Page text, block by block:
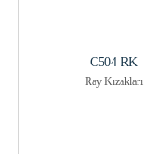
C504 RK
Ray Kızakları